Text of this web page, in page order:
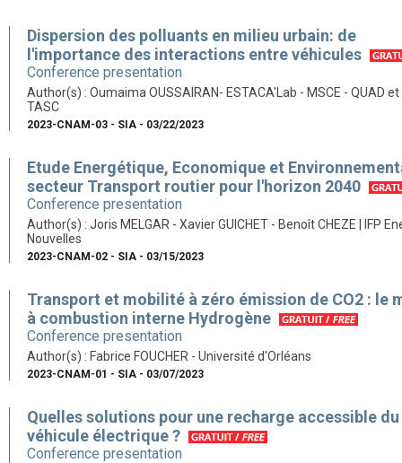
Dispersion des polluants en milieu urbain: de
l'importance des interactions entre véhicules
Conference presentation
Author(s) : Oumaima OUSSAIRAN- ESTACA'Lab - MSCE - QUAD et
TASC
2023-CNAM-03 - SIA - 03/22/2023
Etude Energétique, Economique et
secteur Transport routier pour l'horizon 2040
Conference presentation
Author(s) : Joris MELGAR - Xavier GUICHET - Benoît CHEZE | IFP
Nouvelles
2023-CNAM-02 - SIA - 03/15/2023
Transport et mobilité à zéro émission de CO2 : le
à combustion interne Hydrogène
Conference presentation
Author(s) : Fabrice FOUCHER - Université d'Orléans
2023-CNAM-01 - SIA - 03/07/2023
Quelles solutions pour une recharge accessible du
véhicule électrique ?
Conference presentation